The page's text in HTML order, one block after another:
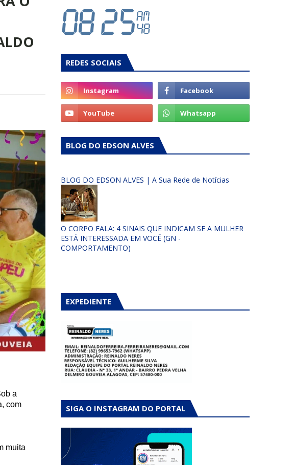
a
com
muita
REDES SOCIAIS
BLOG DO EDSON ALVES
BLOG DO EDSON ALVES | A Sua Rede de Notícias
O CORPO FALA: 4 SINAIS QUE INDICAM SE A MULHER
ESTÁ INTERESSADA EM VOCÊ (GN -
COMPORTAMENTO)
EXPEDIENTE
SIGA O INSTAGRAM DO PORTAL